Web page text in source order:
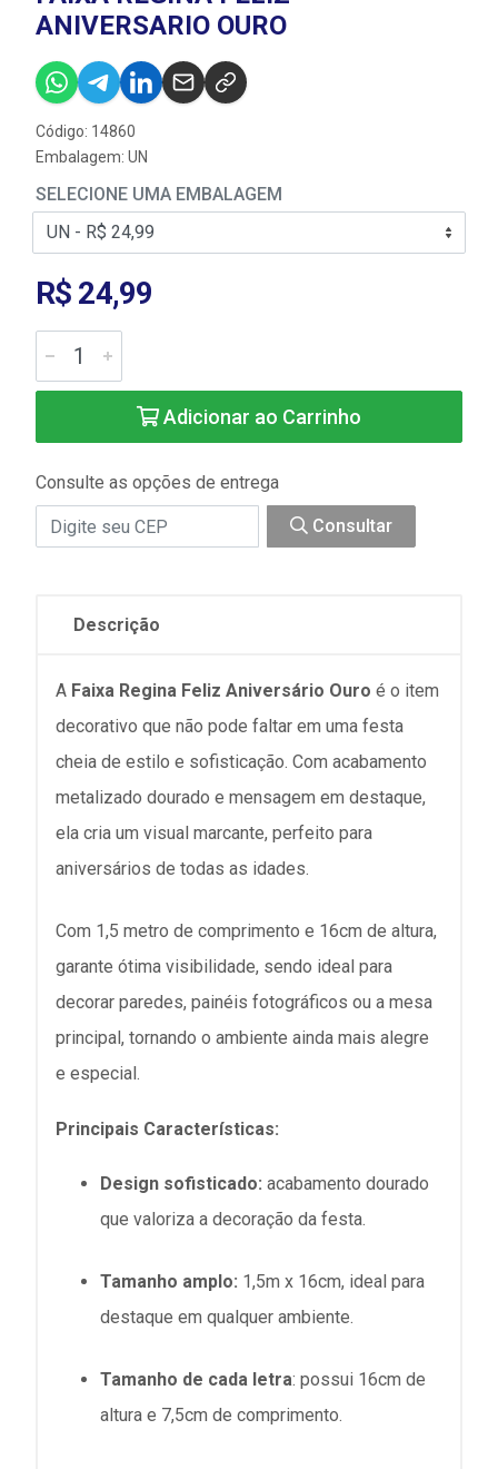
ANIVERSARIO OURO
Código: 14860
Embalagem: UN
SELECIONE UMA EMBALAGEM
R$ 24,99
Adicionar ao Carrinho
Consulte as opções de entrega
Consultar
Descrição
A Faixa Regina Feliz Aniversário Ouro é o item
decorativo que não pode faltar em uma festa
cheia de estilo e sofisticação. Com acabamento
metalizado dourado e mensagem em destaque,
ela cria um visual marcante, perfeito para
aniversários de todas as idades.
Com 1,5 metro de comprimento e 16cm de altura,
garante ótima visibilidade, sendo ideal para
decorar paredes, painéis fotográficos ou a mesa
principal, tornando o ambiente ainda mais alegre
e especial.
Principais Características:
Design sofisticado: acabamento dourado
que valoriza a decoração da festa.
Tamanho amplo: 1,5m x 16cm, ideal para
destaque em qualquer ambiente.
Tamanho de cada letra: possui 16cm de
altura e 7,5cm de comprimento.